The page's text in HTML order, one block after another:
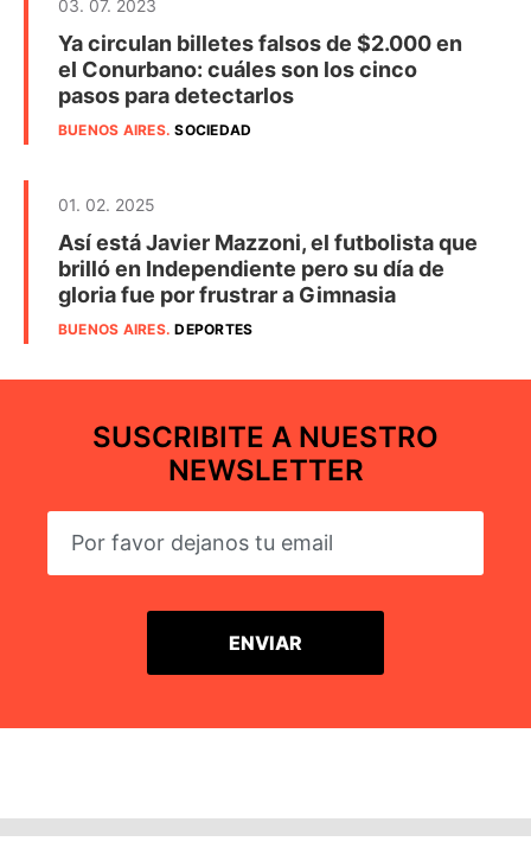
03. 07. 2023
Ya circulan billetes falsos de $2.000 en
el Conurbano: cuáles son los cinco
pasos para detectarlos
BUENOS AIRES.SOCIEDAD
01. 02. 2025
Así está Javier Mazzoni, el futbolista que
brilló en Independiente pero su día de
gloria fue por frustrar a Gimnasia
BUENOS AIRES.DEPORTES
SUSCRIBITE A NUESTRO
NEWSLETTER